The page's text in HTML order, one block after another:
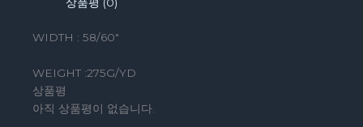
상품평 (0)
WIDTH : 58/60″
WEIGHT :275G/YD
상품평
아직 상품평이 없습니다.